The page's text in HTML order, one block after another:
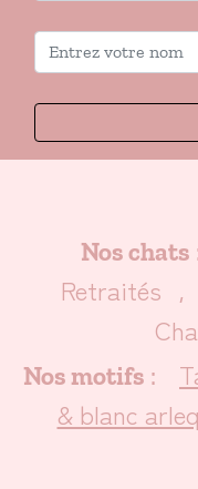
Nos chats
Retraités ,
Nos motifs :
& blanc